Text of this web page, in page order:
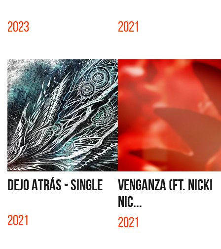
2023 2021
DEJO ATRÁS - SINGLE
2021
VENGANZA (FT. NICKI
NIC...
2021